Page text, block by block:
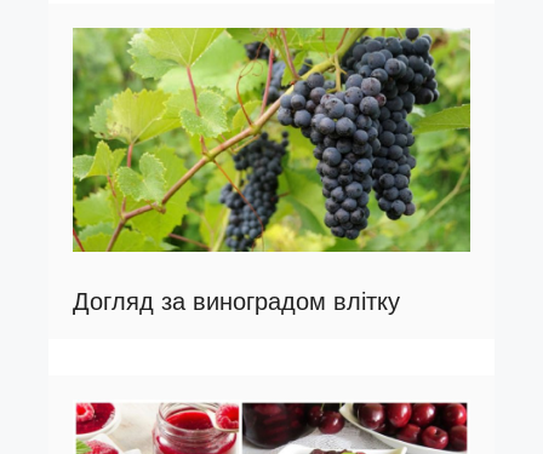
Догляд за виноградом влітку